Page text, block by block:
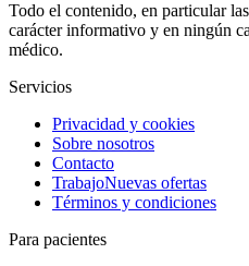
Todo el contenido, en particular
carácter informativo y en ningún
médico.
Servicios
Privacidad y cookies
Sobre nosotros
Contacto
TrabajoNuevas ofertas
Términos y condiciones
Para pacientes